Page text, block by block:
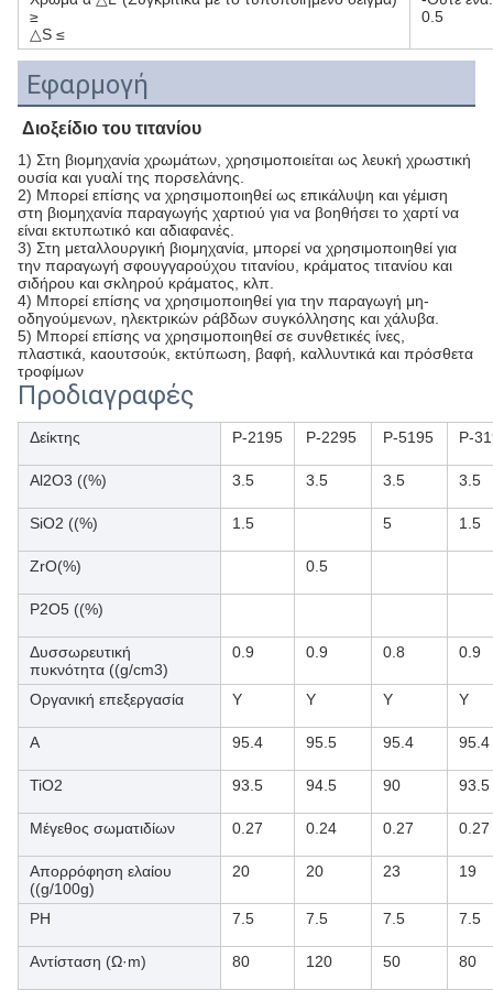
≥
△S ≤
0.5
Εφαρμογή
Διοξείδιο του τιτανίου
1) Στη βιομηχανία χρωμάτων, χρησιμοποιείται ως λευκή χρωστική
ουσία και γυαλί της πορσελάνης.
2) Μπορεί επίσης να χρησιμοποιηθεί ως επικάλυψη και γέμιση
στη βιομηχανία παραγωγής χαρτιού για να βοηθήσει το χαρτί να
είναι εκτυπωτικό και αδιαφανές.
3) Στη μεταλλουργική βιομηχανία, μπορεί να χρησιμοποιηθεί για
την παραγωγή σφουγγαρούχου τιτανίου, κράματος τιτανίου και
σιδήρου και σκληρού κράματος, κλπ.
4) Μπορεί επίσης να χρησιμοποιηθεί για την παραγωγή μη-
οδηγούμενων, ηλεκτρικών ράβδων συγκόλλησης και χάλυβα.
5) Μπορεί επίσης να χρησιμοποιηθεί σε συνθετικές ίνες,
πλαστικά, καουτσούκ, εκτύπωση, βαφή, καλλυντικά και πρόσθετα
τροφίμων
Προδιαγραφές
Δείκτης Ρ-2195 Ρ-2295 Ρ-5195 Ρ-
Al2O3 ((%) 3.5 3.5 3.5 3.5
SiO2 ((%) 1.5 5 1.5
ZrO(%) 0.5
P2O5 ((%)
Δυσσωρευτική
πυκνότητα ((g/cm3)
0.9 0.9 0.8 0.9
Οργανική επεξεργασία Y Y Y Y
Α 95.4 95.5 95.4 95.4
TiO2 93.5 94.5 90 93.5
Μέγεθος σωματιδίων 0.27 0.24 0.27 0.27
Απορρόφηση ελαίου
((g/100g)
20 20 23 19
PH 7.5 7.5 7.5 7.5
Αντίσταση (Ω·m) 80 120 50 80